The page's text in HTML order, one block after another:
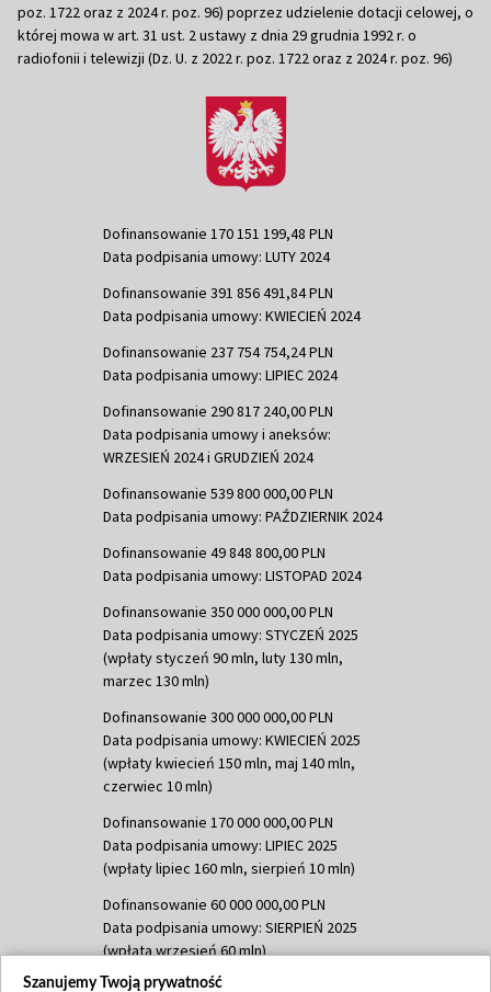
poz. 1722 oraz z 2024 r. poz. 96) poprzez udzielenie dotacji celowej, o
której mowa w art. 31 ust. 2 ustawy z dnia 29 grudnia 1992 r. o
radiofonii i telewizji (Dz. U. z 2022 r. poz. 1722 oraz z 2024 r. poz. 96)
Dofinansowanie 170 151 199,48 PLN
Data podpisania umowy: LUTY 2024
Dofinansowanie 391 856 491,84 PLN
Data podpisania umowy: KWIECIEŃ 2024
Dofinansowanie 237 754 754,24 PLN
Data podpisania umowy: LIPIEC 2024
Dofinansowanie 290 817 240,00 PLN
Data podpisania umowy i aneksów:
WRZESIEŃ 2024 i GRUDZIEŃ 2024
Dofinansowanie 539 800 000,00 PLN
Data podpisania umowy: PAŹDZIERNIK 2024
Dofinansowanie 49 848 800,00 PLN
Data podpisania umowy: LISTOPAD 2024
Dofinansowanie 350 000 000,00 PLN
Data podpisania umowy: STYCZEŃ 2025
(wpłaty styczeń 90 mln, luty 130 mln,
marzec 130 mln)
Dofinansowanie 300 000 000,00 PLN
Data podpisania umowy: KWIECIEŃ 2025
(wpłaty kwiecień 150 mln, maj 140 mln,
czerwiec 10 mln)
Dofinansowanie 170 000 000,00 PLN
Data podpisania umowy: LIPIEC 2025
(wpłaty lipiec 160 mln, sierpień 10 mln)
Dofinansowanie 60 000 000,00 PLN
Data podpisania umowy: SIERPIEŃ 2025
(wpłata wrzesień 60 mln)
Dofinansowanie 635 783 051,21 PLN
Szanujemy Twoją prywatność